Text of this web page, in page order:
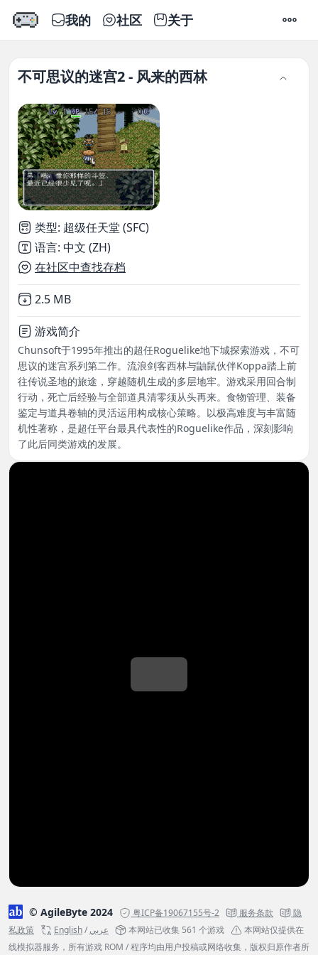
我的 社区 关于 设置
不可思议的迷宫2 - 风来的西林
类型: 超级任天堂 (SFC)
语言: 中文 (ZH)
在社区中查找存档
Not downloaded
2.5 MB
游戏简介
Chunsoft于1995年推出的超任Roguelike地下城探索游戏，不可
思议的迷宫系列第二作。流浪剑客西林与鼬鼠伙伴Koppa踏上前
往传说圣地的旅途，穿越随机生成的多层地牢。游戏采用回合制
行动，死亡后经验与全部道具清零须从头再来。食物管理、装备
鉴定与道具卷轴的灵活运用构成核心策略。以极高难度与丰富随
机性著称，是超任平台最具代表性的Roguelike作品，深刻影响
了此后同类游戏的发展。
© AgileByte 2024 粤ICP备19067155号-2 服务条款
隐
私政策
English/عربي 本网站已收集 561 个游戏
本网站仅提供在
线模拟器服务，所有游戏 ROM / 程序均由用户投稿或网络收集，版权归原作者所